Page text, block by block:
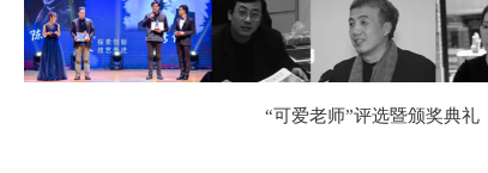
“可爱老师”评选暨颁奖典礼